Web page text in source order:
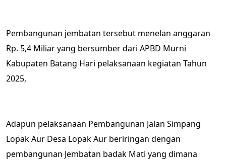
Pembangunan jembatan tersebut menelan anggaran
Rp. 5,4 Miliar yang bersumber dari APBD Murni
Kabupaten Batang Hari pelaksanaan kegiatan Tahun
2025,
Adapun pelaksanaan Pembangunan Jalan Simpang
Lopak Aur Desa Lopak Aur beriringan dengan
pembangunan Jembatan badak Mati yang dimana